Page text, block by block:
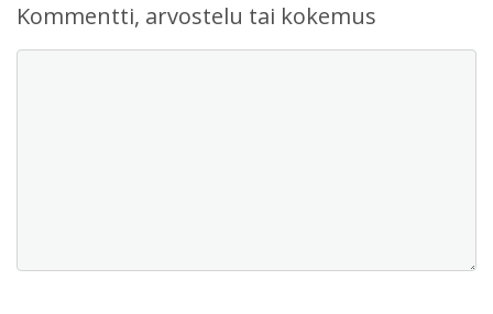
Kommentti, arvostelu tai kokemus